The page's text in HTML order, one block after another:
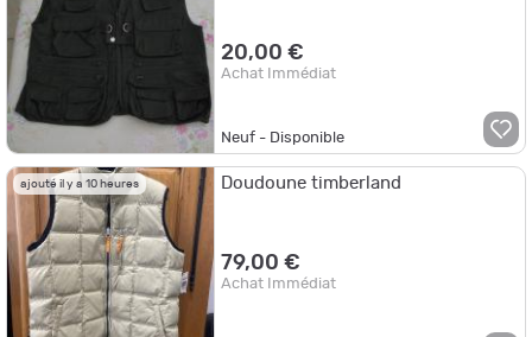
20,00 €
Achat Immédiat
Neuf - Disponible
ajouté il y a 10 heures Doudoune timberland
79,00 €
Achat Immédiat